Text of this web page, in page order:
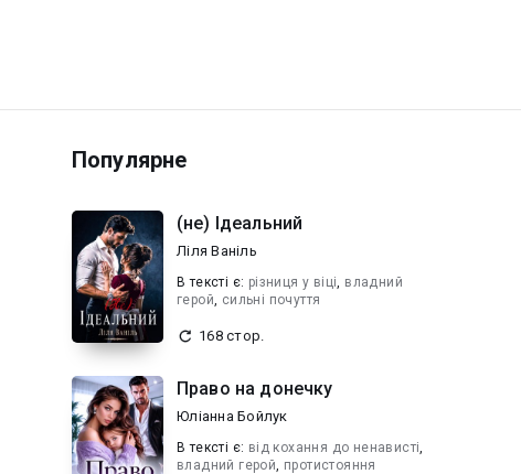
Популярне
(не) Ідеальний
Ліля Ваніль
В текcті є: різниця у віці, владний
герой, сильні почуття
168 стор.
Право на донечку
Юліанна Бойлук
В текcті є: від кохання до ненависті,
владний герой, протистояння